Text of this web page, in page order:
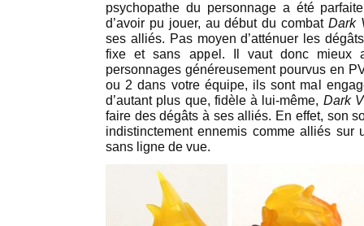
psychopathe du personnage a été
d’avoir pu jouer, au début du combat Dark
ses alliés. Pas moyen d’atténuer les
fixe et sans appel. Il vaut donc mieux
personnages généreusement pourvus en
ou 2 dans votre équipe, ils sont mal
d’autant plus que, fidèle à lui-même, Dark
faire des dégâts à ses alliés. En effet, son
indistinctement ennemis comme alliés
sans ligne de vue.